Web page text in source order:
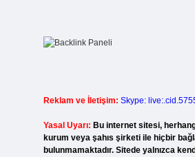
Reklam ve İletişim: Skype:
Yasal Uyarı: Bu internet sitesi,
kurum veya şahıs şirketi ile hiçbir
bulunmamaktadır. Sitede yalnızca kendi